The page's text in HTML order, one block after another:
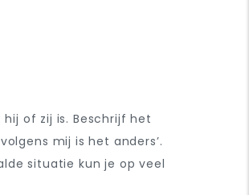
of zij is. Beschrijf het
mij is het anders’.
situatie kun je op veel